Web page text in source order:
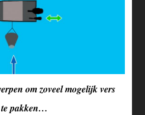
om zoveel mogelijk vers
pakken…